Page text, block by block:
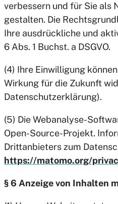
verbessern und für Sie als
gestalten. Die
Ihre ausdrückliche und
6 Abs. 1 Buchst. a DSGVO.
(4) Ihre Einwilligung
Wirkung für die Zukunft
Datenschutzerklärung).
(5) Die Webanalyse-
Open-Source-Projekt.
Drittanbieters zum
https://matomo.org/
§ 6 Anzeige von Inhalten